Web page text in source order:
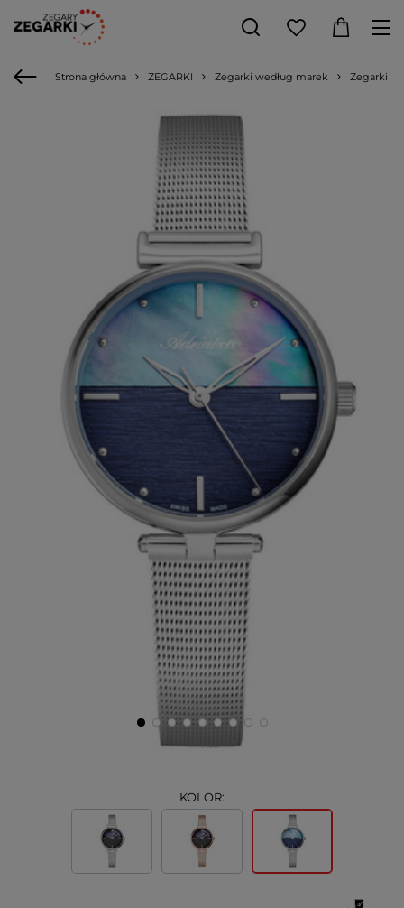
Strona główna ZEGARKI Zegarki według marek Zegarki
KOLOR: